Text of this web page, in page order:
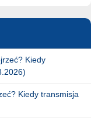
Kiedy
Kiedy transmisja